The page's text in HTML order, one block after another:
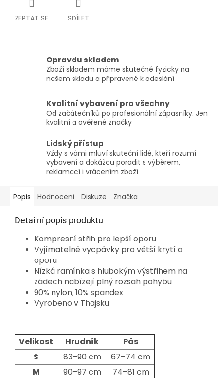
ZEPTAT SE SDÍLET
Opravdu skladem
Zboží skladem máme skutečně fyzicky na
našem skladu a připravené k odeslání
Kvalitní vybavení pro všechny
Od začátečníků po profesionální zápasníky. Jen
kvalitní a ověřené značky
Lidský přístup
Vždy s vámi mluví skuteční lidé, kteří rozumí
vybavení a dokážou poradit s výběrem,
reklamací i vrácením zboží
Popis Hodnocení Diskuze Značka
Detailní popis produktu
Kompresní střih pro lepší oporu
Vyjímatelné vycpávky pro větší krytí a
oporu
Nízká ramínka s hlubokým výstřihem na
zádech nabízejí plný rozsah pohybu
90% nylon, 10% spandex
Vyrobeno v Thajsku
Velikost Hrudník
Pás
S
83–90 cm
67–74 cm
M
90–97 cm
74–81 cm